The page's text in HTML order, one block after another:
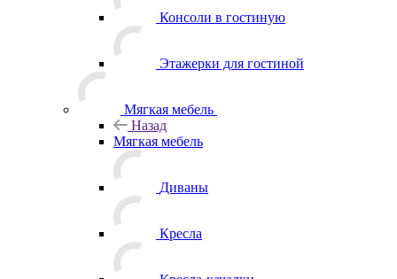
Консоли в гостиную
Этажерки для гостиной
Мягкая мебель
Назад
Мягкая мебель
Диваны
Кресла